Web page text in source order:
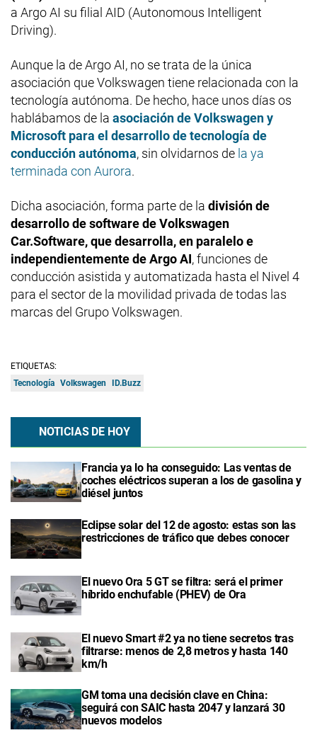
a Argo AI su filial AID (Autonomous Intelligent
Driving).
Aunque la de Argo AI, no se trata de la única
asociación que Volkswagen tiene relacionada con la
tecnología autónoma. De hecho, hace unos días os
hablábamos de la asociación de Volkswagen y
Microsoft para el desarrollo de tecnología de
conducción autónoma, sin olvidarnos de la ya
terminada con Aurora.
Dicha asociación, forma parte de la división de
desarrollo de software de Volkswagen
Car.Software, que desarrolla, en paralelo e
independientemente de Argo AI, funciones de
conducción asistida y automatizada hasta el Nivel 4
para el sector de la movilidad privada de todas las
marcas del Grupo Volkswagen.
ETIQUETAS:
Tecnología Volkswagen ID.Buzz
NOTICIAS DE HOY
Francia ya lo ha conseguido: Las ventas de
coches eléctricos superan a los de gasolina y
diésel juntos
Eclipse solar del 12 de agosto: estas son las
restricciones de tráfico que debes conocer
El nuevo Ora 5 GT se filtra: será el primer
híbrido enchufable (PHEV) de Ora
El nuevo Smart #2 ya no tiene secretos tras
filtrarse: menos de 2,8 metros y hasta 140
km/h
GM toma una decisión clave en China:
seguirá con SAIC hasta 2047 y lanzará 30
nuevos modelos